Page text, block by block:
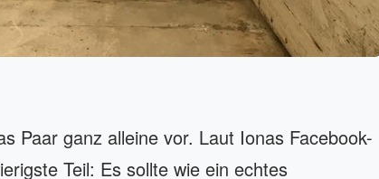
Paar ganz alleine vor. Laut Ionas Facebook-
Teil: Es sollte wie ein echtes